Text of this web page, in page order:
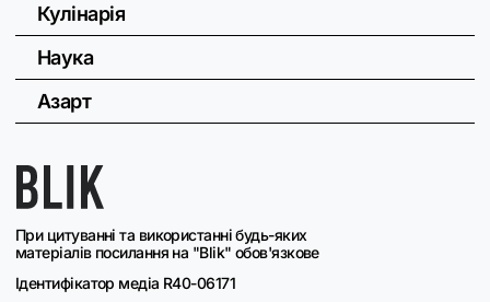
При цитуванні та використанні будь-яких
матеріалів посилання на "Blik" обов'язкове
Ідентифікатор медіа R40-06171
Кулінарія
Наука
Азарт